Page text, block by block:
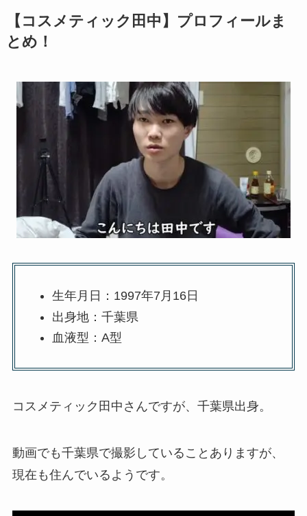
【コスメティック田中】プロフィールま
とめ！
生年月日：1997年7月16日
出身地：千葉県
血液型：A型
コスメティック田中さんですが、千葉県出身。
動画でも千葉県で撮影していることありますが、
現在も住んでいるようです。